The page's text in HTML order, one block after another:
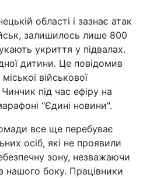
області і зазнає атак
залишилось лише 800
укриття у підвалах.
дитини. Це повідомив
військової
Чинчик під час ефіру на
"Єдині новини".
все ще перебуває
осіб, які не проявили
зону, незважаючи
нашого боку. Працівники